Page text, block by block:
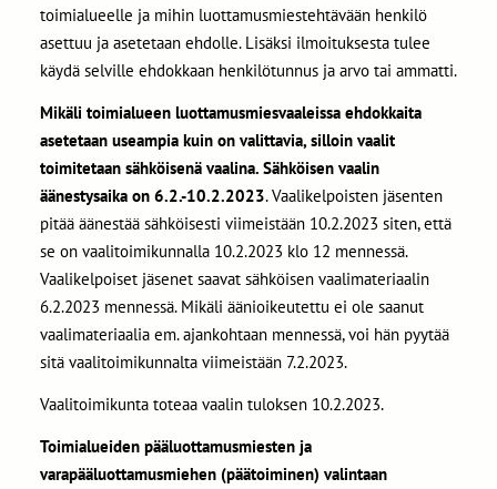
toimialueelle ja mihin luottamusmiestehtävään henkilö
asettuu ja asetetaan ehdolle. Lisäksi ilmoituksesta tulee
käydä selville ehdokkaan henkilötunnus ja arvo tai ammatti.
Mikäli toimialueen luottamusmiesvaaleissa ehdokkaita
asetetaan useampia kuin on valittavia, silloin vaalit
toimitetaan sähköisenä vaalina. Sähköisen vaalin
äänestysaika on 6.2.-10.2.2023. Vaalikelpoisten jäsenten
pitää äänestää sähköisesti viimeistään 10.2.2023 siten, että
se on vaalitoimikunnalla 10.2.2023 klo 12 mennessä.
Vaalikelpoiset jäsenet saavat sähköisen vaalimateriaalin
6.2.2023 mennessä. Mikäli äänioikeutettu ei ole saanut
vaalimateriaalia em. ajankohtaan mennessä, voi hän pyytää
sitä vaalitoimikunnalta viimeistään 7.2.2023.
Vaalitoimikunta toteaa vaalin tuloksen 10.2.2023.
Toimialueiden pääluottamusmiesten ja
varapääluottamusmiehen (päätoiminen) valintaan